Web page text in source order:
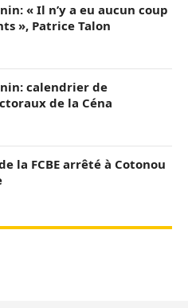
« Il n’y a eu aucun coup
», Patrice Talon
calendrier de
de la Céna
la FCBE arrêté à Cotonou